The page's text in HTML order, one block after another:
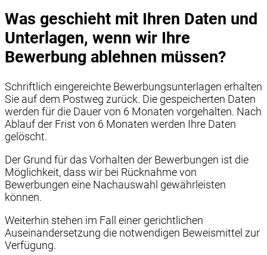
Was geschieht mit Ihren Daten und
Unterlagen, wenn wir Ihre
Bewerbung ablehnen müssen?
Schriftlich eingereichte Bewerbungsunterlagen erhalten
Sie auf dem Postweg zurück. Die gespeicherten Daten
werden für die Dauer von 6 Monaten vorgehalten. Nach
Ablauf der Frist von 6 Monaten werden Ihre Daten
gelöscht.
Der Grund für das Vorhalten der Bewerbungen ist die
Möglichkeit, dass wir bei Rücknahme von
Bewerbungen eine Nachauswahl gewährleisten
können.
Weiterhin stehen im Fall einer gerichtlichen
Auseinandersetzung die notwendigen Beweismittel zur
Verfügung.